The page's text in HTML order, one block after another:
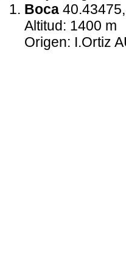
Boca
Altitud: 1400 m
Origen: I.Ortiz